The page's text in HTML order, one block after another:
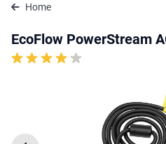
Home
EcoFlow PowerStream